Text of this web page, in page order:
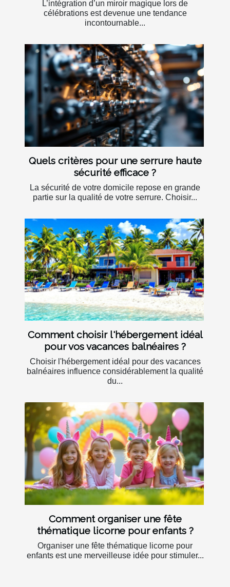
L’intégration d’un miroir magique lors de
célébrations est devenue une tendance
incontournable...
Quels critères pour une serrure haute
sécurité efficace ?
La sécurité de votre domicile repose en grande
partie sur la qualité de votre serrure. Choisir...
Comment choisir l'hébergement idéal
pour vos vacances balnéaires ?
Choisir l'hébergement idéal pour des vacances
balnéaires influence considérablement la qualité
du...
Comment organiser une fête
thématique licorne pour enfants ?
Organiser une fête thématique licorne pour
enfants est une merveilleuse idée pour stimuler...